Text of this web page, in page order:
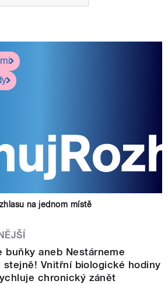
na jednom místě
buňky aneb Nestárneme
stejně! Vnitřní biologické hodiny
chronický zánět